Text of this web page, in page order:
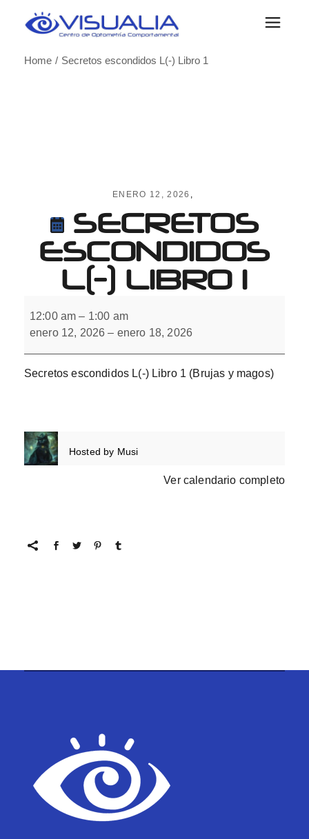
Home
Secretos escondidos L(-) Libro 1
ENERO 12, 2026
SECRETOS
ESCONDIDOS
L(-) LIBRO 1
escondidos
L(-)
Libro
12:00 am – 1:00 am
enero 12, 2026 – enero 18, 2026
Secretos escondidos L(-) Libro 1 (Brujas y magos)
Hosted by Musi
Ver calendario completo